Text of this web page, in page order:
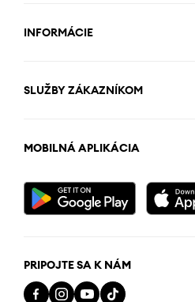
INFORMÁCIE
SLUŽBY ZÁKAZNÍKOM
MOBILNÁ APLIKÁCIA
PRIPOJTE SA K NÁM